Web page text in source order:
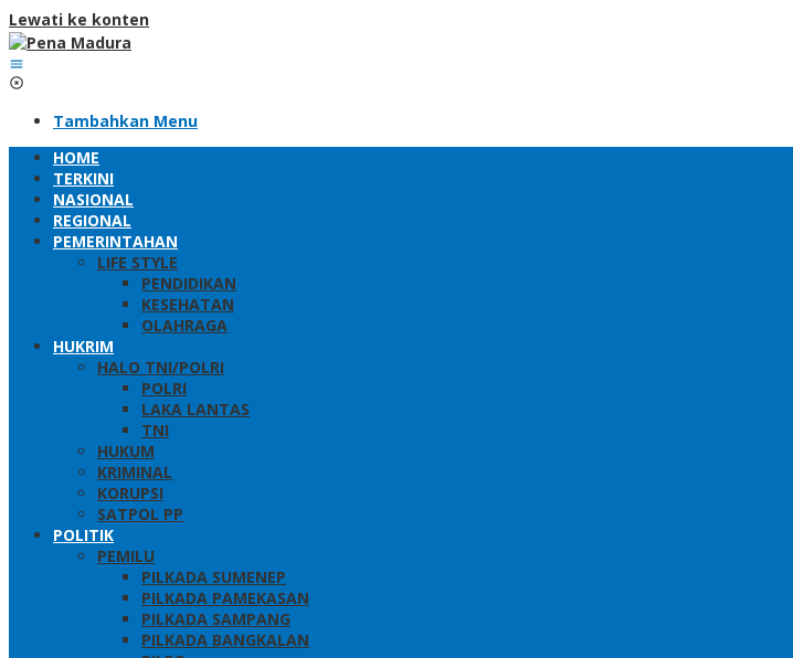
Lewati ke konten
Tambahkan Menu
HOME
TERKINI
NASIONAL
REGIONAL
PEMERINTAHAN
LIFE STYLE
PENDIDIKAN
KESEHATAN
OLAHRAGA
HUKRIM
HALO TNI/POLRI
POLRI
LAKA LANTAS
TNI
HUKUM
KRIMINAL
KORUPSI
SATPOL PP
POLITIK
PEMILU
PILKADA SUMENEP
PILKADA PAMEKASAN
PILKADA SAMPANG
PILKADA BANGKALAN